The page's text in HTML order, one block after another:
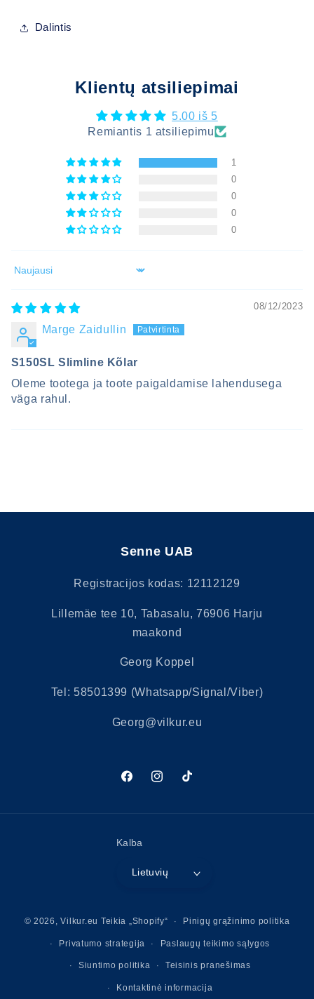
Dalintis
Klientų atsiliepimai
5.00 iš 5
Remiantis 1 atsiliepimu
1
0
0
0
0
Sort by
08/12/2023
Marge Zaidullin
S150SL Slimline Kõlar
Oleme tootega ja toote paigaldamise lahendusega
väga rahul.
Senne UAB
Registracijos kodas: 12112129
Lillemäe tee 10, Tabasalu, 76906 Harju
maakond
Georg Koppel
Tel: 58501399 (Whatsapp/Signal/Viber)
Georg@vilkur.eu
„Facebook“„Instagram“
„TikTok“
Kalba
Lietuvių
būdai
© 2026,Vilkur.eu Teikia „Shopify“ Pinigų grąžinimo politika
Privatumo strategija Paslaugų teikimo sąlygos
Siuntimo politika Teisinis pranešimas
Kontaktinė informacija
Būtina prisijungti
Prisijunkite prie savo paskyros, kad
galėtumėte pridėti produktų prie pageidavimų
sąrašo ir peržiūrėti anksčiau išsaugotas
prekes.
Prisijungti